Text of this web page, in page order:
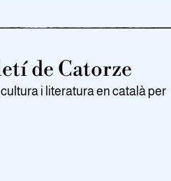
de Catorze
i literatura en català per